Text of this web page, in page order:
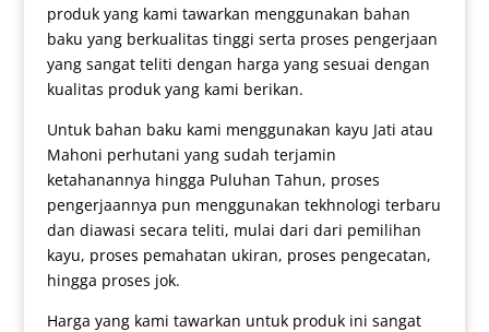
produk yang kami tawarkan menggunakan bahan
baku yang berkualitas tinggi serta proses pengerjaan
yang sangat teliti dengan harga yang sesuai dengan
kualitas produk yang kami berikan.
Untuk bahan baku kami menggunakan kayu Jati atau
Mahoni perhutani yang sudah terjamin
ketahanannya hingga Puluhan Tahun, proses
pengerjaannya pun menggunakan tekhnologi terbaru
dan diawasi secara teliti, mulai dari dari pemilihan
kayu, proses pemahatan ukiran, proses pengecatan,
hingga proses jok.
Harga yang kami tawarkan untuk produk ini sangat